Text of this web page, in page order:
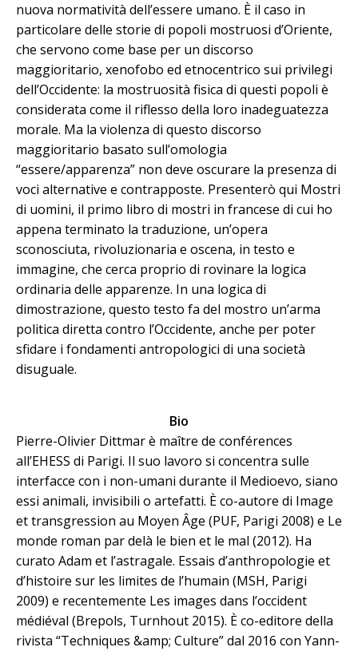
nuova normatività dell’essere umano. È il caso in
particolare delle storie di popoli mostruosi d’Oriente,
che servono come base per un discorso
maggioritario, xenofobo ed etnocentrico sui privilegi
dell’Occidente: la mostruosità fisica di questi popoli è
considerata come il riflesso della loro inadeguatezza
morale. Ma la violenza di questo discorso
maggioritario basato sull’omologia
“essere/apparenza” non deve oscurare la presenza di
voci alternative e contrapposte. Presenterò qui Mostri
di uomini, il primo libro di mostri in francese di cui ho
appena terminato la traduzione, un’opera
sconosciuta, rivoluzionaria e oscena, in testo e
immagine, che cerca proprio di rovinare la logica
ordinaria delle apparenze. In una logica di
dimostrazione, questo testo fa del mostro un’arma
politica diretta contro l’Occidente, anche per poter
sfidare i fondamenti antropologici di una società
disuguale.
Bio
Pierre-Olivier Dittmar è maître de conférences
all’EHESS di Parigi. Il suo lavoro si concentra sulle
interfacce con i non-umani durante il Medioevo, siano
essi animali, invisibili o artefatti. È co-autore di Image
et transgression au Moyen Âge (PUF, Parigi 2008) e Le
monde roman par delà le bien et le mal (2012). Ha
curato Adam et l’astragale. Essais d’anthropologie et
d’histoire sur les limites de l’humain (MSH, Parigi
2009) e recentemente Les images dans l’occident
médiéval (Brepols, Turnhout 2015). È co-editore della
rivista “Techniques &amp; Culture” dal 2016 con Yann-